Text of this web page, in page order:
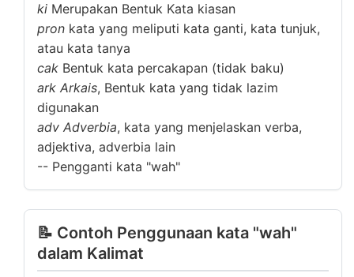
ki Merupakan Bentuk Kata kiasan
pron kata yang meliputi kata ganti, kata tunjuk,
atau kata tanya
cak Bentuk kata percakapan (tidak baku)
ark Arkais, Bentuk kata yang tidak lazim
digunakan
adv Adverbia, kata yang menjelaskan verba,
adjektiva, adverbia lain
-- Pengganti kata "wah"
📝 Contoh Penggunaan kata "wah"
dalam Kalimat